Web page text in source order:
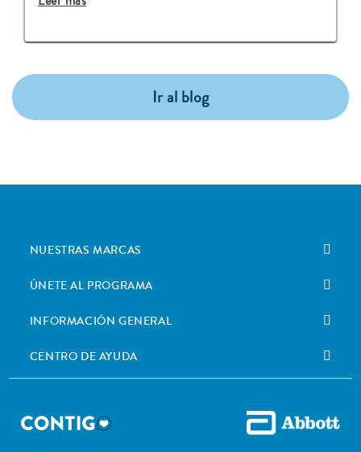
Ir al blog
NUESTRAS MARCAS
ÚNETE AL PROGRAMA
INFORMACIÓN GENERAL
CENTRO DE AYUDA